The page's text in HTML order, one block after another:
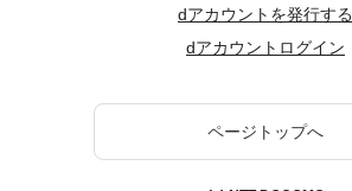
dアカウントを発行する
dアカウントログイン
ページトップへ